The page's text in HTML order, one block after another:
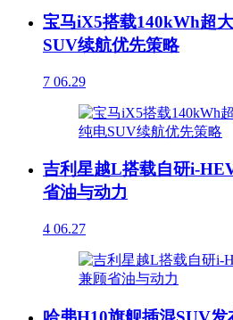
宝马iX5搭载140kWh超
SUV续航优先策略
7 06.29
吉利星越L搭载自研i-
省油与动力
4 06.27